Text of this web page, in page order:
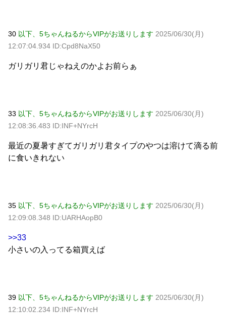
30 以下、5ちゃんねるからVIPがお送りします 2025/06/30(月)
12:07:04.934 ID:Cpd8NaX50
ガリガリ君じゃねえのかよお前らぁ
33 以下、5ちゃんねるからVIPがお送りします 2025/06/30(月)
12:08:36.483 ID:INF+NYrcH
最近の夏暑すぎてガリガリ君タイプのやつは溶けて滴る前
に食いきれない
35 以下、5ちゃんねるからVIPがお送りします 2025/06/30(月)
12:09:08.348 ID:UARHAopB0
>>33
小さいの入ってる箱買えば
39 以下、5ちゃんねるからVIPがお送りします 2025/06/30(月)
12:10:02.234 ID:INF+NYrcH